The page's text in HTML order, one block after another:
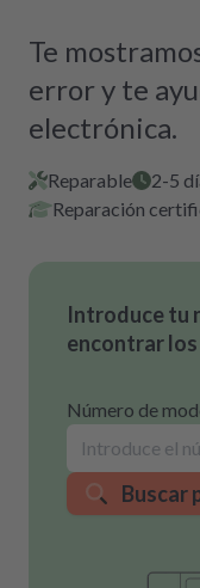
Te
error y te
electrónica.
Reparable
2-5
Reparación
Introduce tu
encontrar
Número de
Buscar